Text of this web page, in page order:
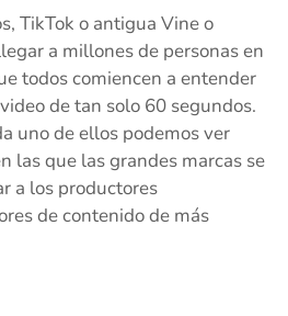
TikTok o antigua Vine o
a millones de personas en
todos comiencen a entender
de tan solo 60 segundos.
uno de ellos podemos ver
las que las grandes marcas se
a los productores
de contenido de más